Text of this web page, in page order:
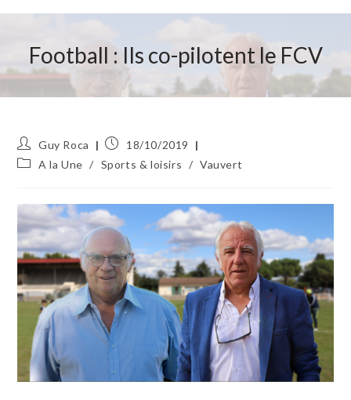
Football : Ils co-pilotent le FCV
Auteur/autrice
de
Guy Roca
Publication
publiée :
18/10/2019
PostA la Une / Sports & loisirs / Vauvert